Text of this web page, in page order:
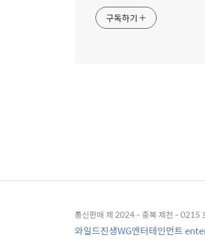
구독하기
통신판매 제 2024 - 충북 제천 - 0215
와일드진생WG엔터테인먼트